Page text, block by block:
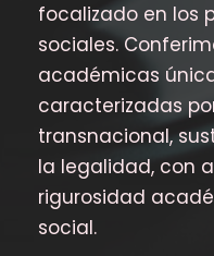
focalizado en los
sociales.
académicas
caracterizadas
transnacional,
la legalidad, con
rigurosidad
social.